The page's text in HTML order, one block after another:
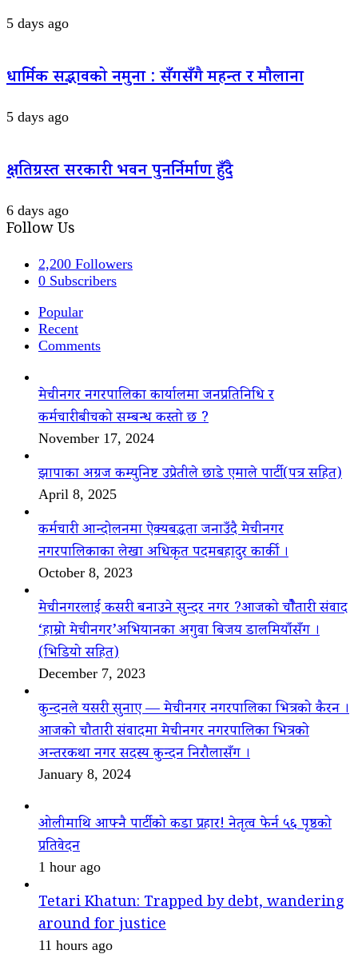
5 days ago
धार्मिक सद्भावको नमुना : सँगसँगै महन्त र मौलाना
5 days ago
क्षतिग्रस्त सरकारी भवन पुनर्निर्माण हुँदै
6 days ago
Follow Us
2,200 Followers
0 Subscribers
Popular
Recent
Comments
मेचीनगर नगरपालिका कार्यालमा जनप्रतिनिधि र
कर्मचारीबीचको सम्बन्ध कस्तो छ ?
November 17, 2024
झापाका अग्रज कम्युनिष्ट उप्रेतीले छाडे एमाले पार्टी(पत्र सहित)
April 8, 2025
कर्मचारी आन्दोलनमा ऐक्यबद्धता जनाउँदै मेचीनगर
नगरपालिकाका लेखा अधिकृत पदमबहादुर कार्की ।
October 8, 2023
मेचीनगरलाई कसरी बनाउने सुन्दर नगर ?आजको चौैतारी संवाद
‘हाम्रो मेचीनगर’अभियानका अगुवा बिजय डालमियाँसँग ।
(भिडियो सहित)
December 7, 2023
कुन्दनले यसरी सुनाए — मेचीनगर नगरपालिका भित्रको कैरन ।
आजको चौतारी संवादमा मेचीनगर नगरपालिका भित्रको
अन्तरकथा नगर सदस्य कुन्दन निरौलासँग ।
January 8, 2024
ओलीमाथि आफ्नै पार्टीको कडा प्रहार! नेतृत्व फेर्न ५६ पृष्ठको
प्रतिवेदन
1 hour ago
Tetari Khatun: Trapped by debt, wandering
around for justice
11 hours ago